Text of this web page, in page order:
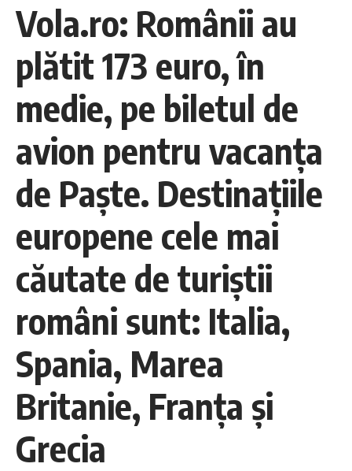
Vola.ro: Românii au
plătit 173 euro, în
medie, pe biletul de
avion pentru vacanţa
de Paşte. Destinaţiile
europene cele mai
căutate de turiştii
români sunt: Italia,
Spania, Marea
Britanie, Franţa şi
Grecia